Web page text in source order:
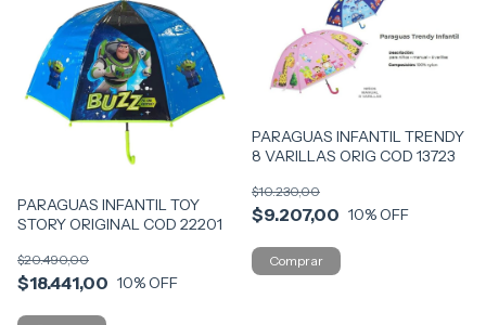
PARAGUAS INFANTIL TOY
STORY ORIGINAL COD 22201
$18.441,00
$20.490,00
10% OFF
PARAGUAS INFANTIL TRENDY
8 VARILLAS ORIG COD 13723
$9.207,00
$10.230,00
10% OFF